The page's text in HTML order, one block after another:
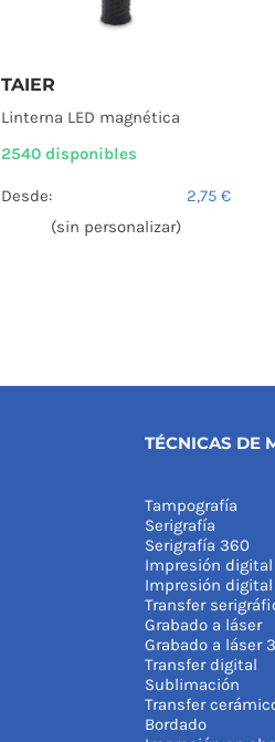
TAIER
Linterna LED magnética
2540 disponibles
Desde: 2,75€
(sin personalizar)
TÉCNICAS DE
Tampografía
Serigrafía
Serigrafía 360
Impresión digital
Impresión
Transfer
Grabado a láser
Grabado a láser
Transfer digital
Sublimación
Transfer
Bordado